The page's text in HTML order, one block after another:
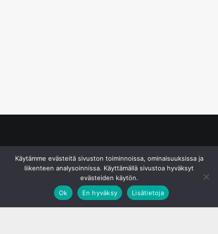
Käytämme evästeitä sivuston toiminnoissa, ominaisuuksissa ja
liikenteen analysoinnissa. Käyttämällä sivustoa hyväksyt
evästeiden käytön.
Ok
En hyväksy Lisätietoja